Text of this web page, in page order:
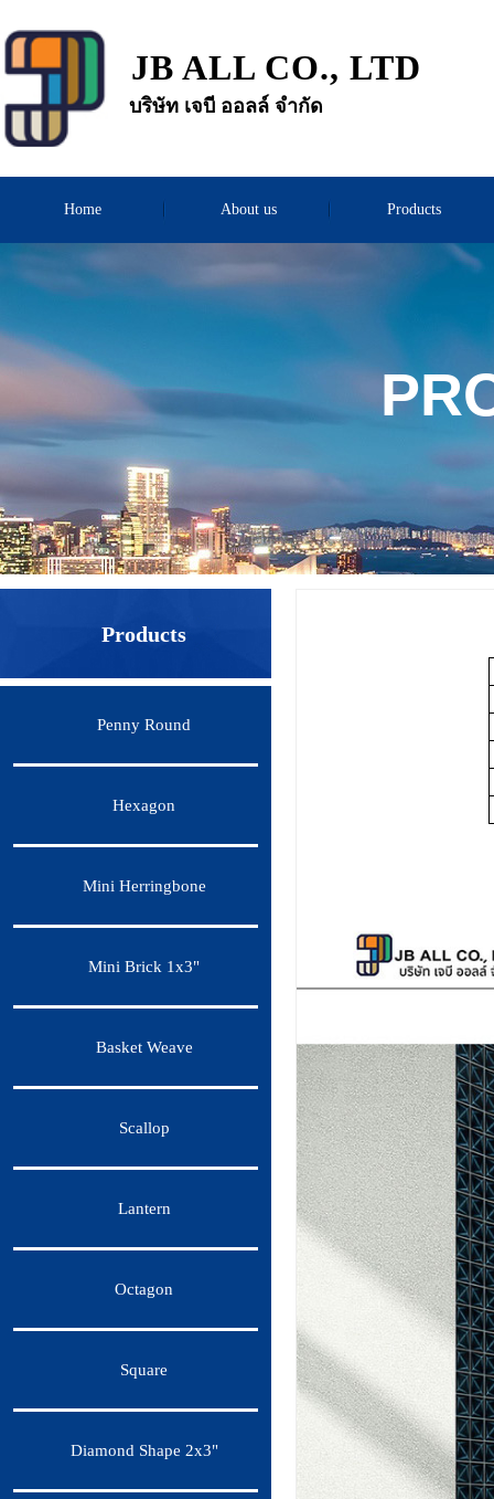
JB ALL CO., LTD
บริษัท เจบี ออลล์ จำกัด
Home About us Products
Penny Round
Hexagon
Mini Herringbone
Mini Brick 1x3"
Basket Weave
Scallop
Lantern
Octagon
Square
Diamond Shape 2x3"
Products